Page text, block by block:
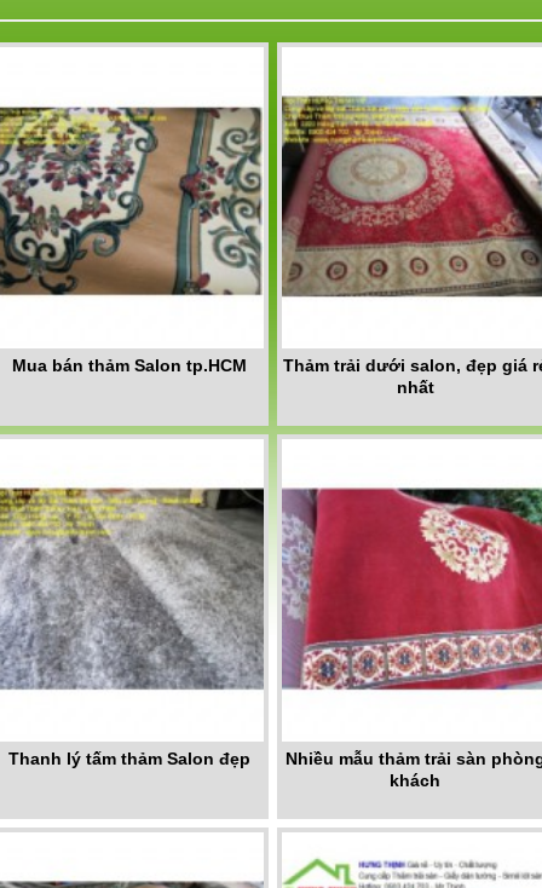
Mua bán thảm Salon tp.HCM
Thảm trải dưới salon, đẹp giá
nhất
Thanh lý tấm thảm Salon đẹp
Nhiều mẫu thảm trải sàn
khách